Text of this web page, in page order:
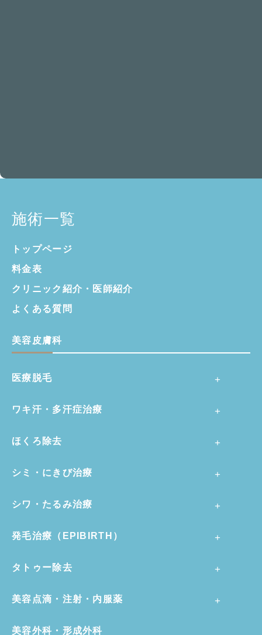
施術一覧
トップページ
料金表
クリニック紹介・ 医師紹介
よくある質問
美容皮膚科
医療脱毛
ワキ汗・多汗症治療
ほくろ除去
シミ・にきび治療
シワ・たるみ治療
発毛治療（EPIBIRTH）
タトゥー除去
美容点滴・注射・内服薬
美容外科・形成外科